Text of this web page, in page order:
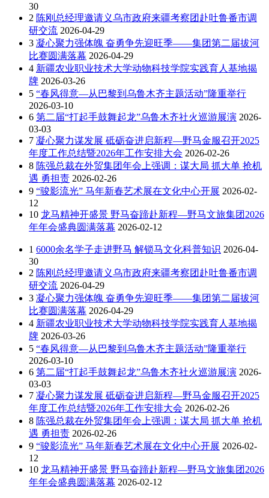
30
2 陈刚总经理邀请义乌市政府来疆考察团赴吐鲁番市调
研交流 2026-04-29
3 凝心聚力强体魄 奋勇争先迎旺季——集团第二届拔河
比赛圆满落幕 2026-04-29
4 新疆农业职业技术大学动物科技学院实践育人基地揭
牌 2026-03-26
5 “春风得意—从巴黎到乌鲁木齐主题活动”隆重举行
2026-03-10
6 第二届“打起手鼓舞起龙”乌鲁木齐社火巡游展演 2026-
03-03
7 凝心聚力谋发展 砥砺奋进启新程—野马金服召开2025
年度工作总结暨2026年工作安排大会 2026-02-26
8 陈强总裁在外贸集团年会上强调：谋大局 抓大单 抢机
遇 勇担责 2026-02-26
9 “骏影流光” 马年新春艺术展在文化中心开展 2026-02-
12
10 龙马精神开盛景 野马奋蹄赴新程—野马文旅集团2026
年年会盛典圆满落幕 2026-02-12
1 6000余名学子走进野马 解锁马文化科普知识 2026-04-
30
2 陈刚总经理邀请义乌市政府来疆考察团赴吐鲁番市调
研交流 2026-04-29
3 凝心聚力强体魄 奋勇争先迎旺季——集团第二届拔河
比赛圆满落幕 2026-04-29
4 新疆农业职业技术大学动物科技学院实践育人基地揭
牌 2026-03-26
5 “春风得意—从巴黎到乌鲁木齐主题活动”隆重举行
2026-03-10
6 第二届“打起手鼓舞起龙”乌鲁木齐社火巡游展演 2026-
03-03
7 凝心聚力谋发展 砥砺奋进启新程—野马金服召开2025
年度工作总结暨2026年工作安排大会 2026-02-26
8 陈强总裁在外贸集团年会上强调：谋大局 抓大单 抢机
遇 勇担责 2026-02-26
9 “骏影流光” 马年新春艺术展在文化中心开展 2026-02-
12
10 龙马精神开盛景 野马奋蹄赴新程—野马文旅集团2026
年年会盛典圆满落幕 2026-02-12